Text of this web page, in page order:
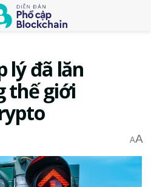
lý đã lăn
thế giới
AA